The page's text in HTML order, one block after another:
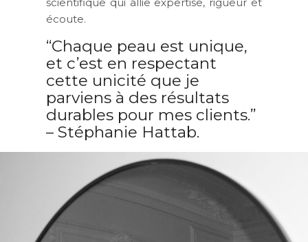
écoute.
“Chaque peau est unique,
et c’est en respectant
cette unicité que je
parviens à des résultats
durables pour mes clients.”
– Stéphanie Hattab.